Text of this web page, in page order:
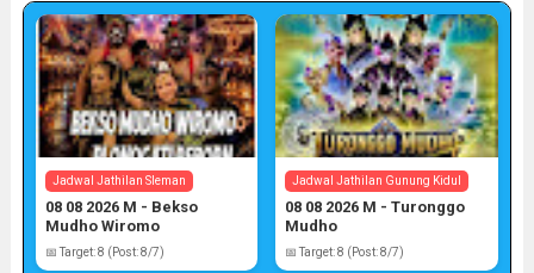
Jadwal Jathilan Sleman
08 08 2026 M - Bekso
Mudho Wiromo
📅 Target: 8 (Post: 8/7)
Jadwal Jathilan Gunung Kidul
08 08 2026 M - Turonggo
Mudho
📅 Target: 8 (Post: 8/7)